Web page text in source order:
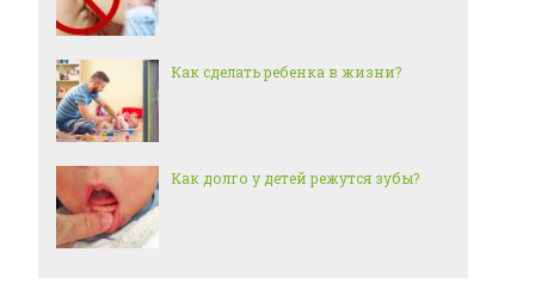
Как сделать ребенка в жизни?
Как долго у детей режутся зубы?